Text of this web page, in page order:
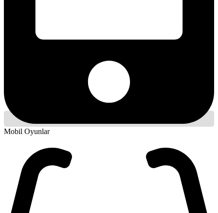
Mobil Oyunlar